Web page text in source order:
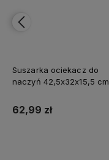
Suszarka ociekacz do
naczyń 42,5x32x15,5 cm
62,99 zł